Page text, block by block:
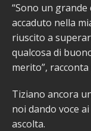
“Sono un
accaduto nella
riuscito a
qualcosa di
merito”,
Tiziano ancora
noi dando voce
ascolta.